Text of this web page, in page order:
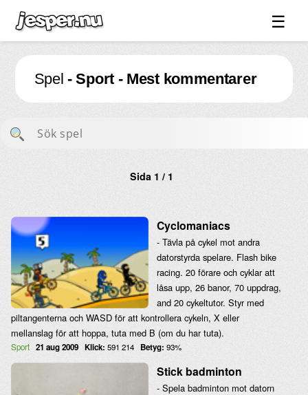
☰
Spel ↓
Bilder ↓
Forum ↓
Länkar
Spel - Sport - Mest kommentarer
Sida 1 / 1
Cyclomaniacs
- Tävla på cykel mot andra
datorstyrda spelare. Flash bike
racing. 20 förare och cyklar att
låsa upp, 26 banor, 70 uppdrag,
and 20 cykeltutor. Styr med
piltangenterna och WASD för att kontrollera cykeln, X eller
mellanslag för att hoppa, tuta med B (om du har tuta).
Sport 21 aug 2009 Klick: 591 214 Betyg: 93%
Stick badminton
- Spela badminton mot datorn